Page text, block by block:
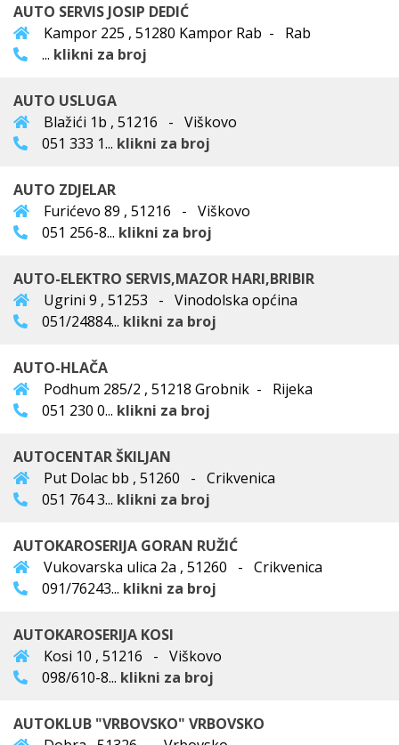
AUTO SERVIS JOSIP DEDIĆ
Kampor 225 , 51280 Kampor Rab - Rab
... klikni za broj
AUTO USLUGA
Blažići 1b , 51216 - Viškovo
051 333 1... klikni za broj
AUTO ZDJELAR
Furićevo 89 , 51216 - Viškovo
051 256-8... klikni za broj
AUTO-ELEKTRO SERVIS,MAZOR HARI,BRIBIR
Ugrini 9 , 51253 - Vinodolska općina
051/24884... klikni za broj
AUTO-HLAČA
Podhum 285/2 , 51218 Grobnik - Rijeka
051 230 0... klikni za broj
AUTOCENTAR ŠKILJAN
Put Dolac bb , 51260 - Crikvenica
051 764 3... klikni za broj
AUTOKAROSERIJA GORAN RUŽIĆ
Vukovarska ulica 2a , 51260 - Crikvenica
091/76243... klikni za broj
AUTOKAROSERIJA KOSI
Kosi 10 , 51216 - Viškovo
098/610-8... klikni za broj
AUTOKLUB "VRBOVSKO" VRBOVSKO